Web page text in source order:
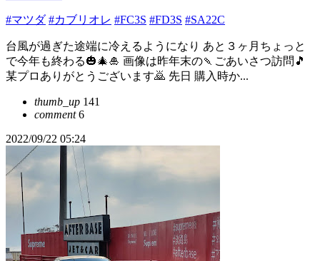
#マツダ #カブリオレ #FC3S #FD3S #SA22C
台風が過ぎた途端に冷えるようになり あと３ヶ月ちょっと
で今年も終わる🎃🎄🎍 画像は昨年末の🍡ごあいさつ訪問🎵
某プロありがとうございます🙇 先日 購入時か...
thumb_up 141
comment6
2022/09/22 05:24